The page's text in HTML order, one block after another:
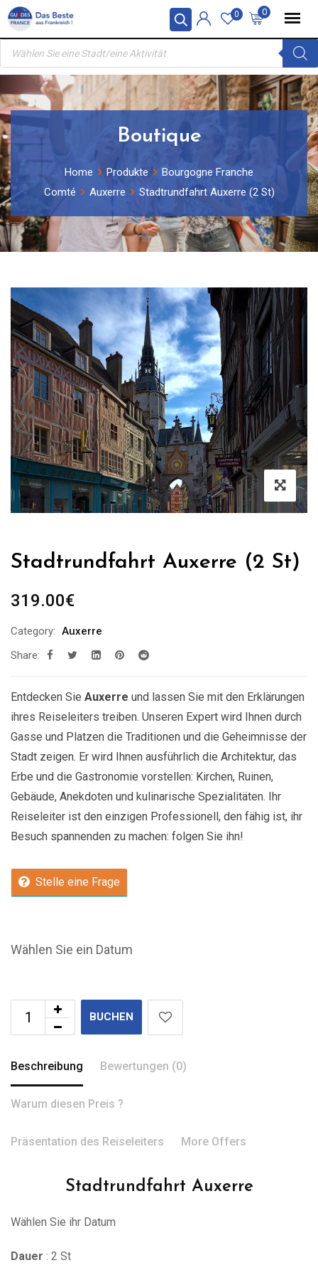
Skip
content
0
0
Products
search
Boutique
Home Produkte
Bourgogne Franche
Comté
Auxerre Stadtrundfahrt Auxerre (2 St)
Stadtrundfahrt Auxerre (2 St)
319.00€
Category: Auxerre
Share:
Entdecken Sie Auxerre und lassen Sie mit den Erklärungen
ihres Reiseleiters treiben. Unseren Expert wird Ihnen durch
Gasse und Platzen die Traditionen und die Geheimnisse der
Stadt zeigen. Er wird Ihnen ausführlich die Architektur, das
Erbe und die Gastronomie vorstellen: Kirchen, Ruinen,
Gebäude, Anekdoten und kulinarische Spezialitäten. Ihr
Reiseleiter ist den einzigen Professionell, den fähig ist, ihr
Besuch spannenden zu machen: folgen Sie ihn!
Stelle eine Frage
Wählen Sie ein Datum
BUCHEN
Beschreibung Bewertungen (0)
Warum diesen Preis ?
Präsentation des Reiseleiters More Offers
Stadtrundfahrt Auxerre
Wählen Sie ihr Datum
Dauer : 2 St